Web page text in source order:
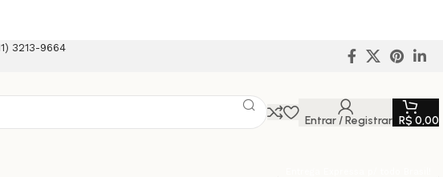
3213-9664
Entrar / Registrar R$ 0,00